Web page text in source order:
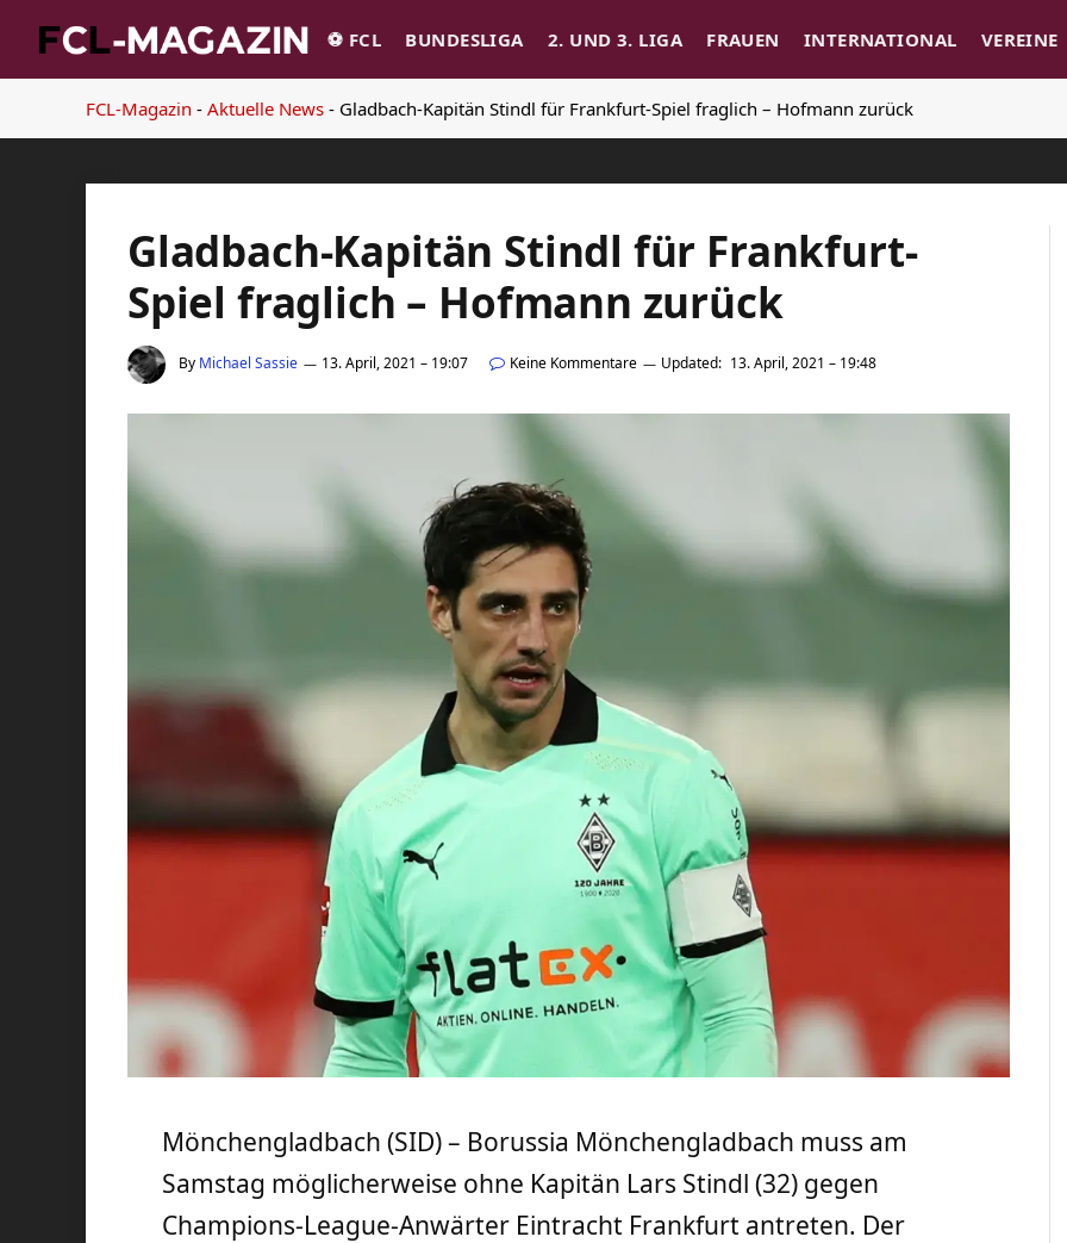
⚽️ FCL BUNDESLIGA 2. UND 3. LIGA FRAUEN INTERNATIONAL VEREINE
FCL-Magazin - Aktuelle News - Gladbach-Kapitän Stindl für Frankfurt-Spiel fraglich – Hofmann zurück
Gladbach-Kapitän Stindl für Frankfurt-
Spiel fraglich – Hofmann zurück
By Michael Sassie 13. April, 2021 – 19:07 Keine Kommentare Updated: 13. April, 2021 – 19:48
Mönchengladbach (SID) – Borussia Mönchengladbach muss am
Samstag möglicherweise ohne Kapitän Lars Stindl (32) gegen
Champions-League-Anwärter Eintracht Frankfurt antreten. Der